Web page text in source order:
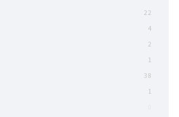
15
3
22
4
2
1
38
1